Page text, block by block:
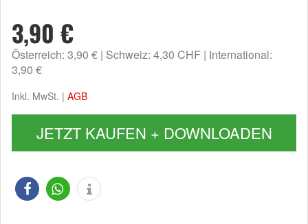
3,90 €
Österreich: 3,90 € Schweiz: 4,30 CHF International:
3,90 €
Inkl. MwSt. | AGB
JETZT KAUFEN + DOWNLOADEN